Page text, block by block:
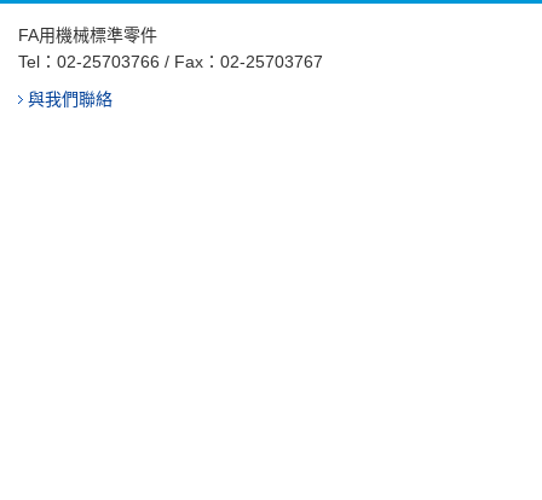
FA用機械標準零件
Tel： 02-25703766 / Fax：02-25703767
與我們聯絡